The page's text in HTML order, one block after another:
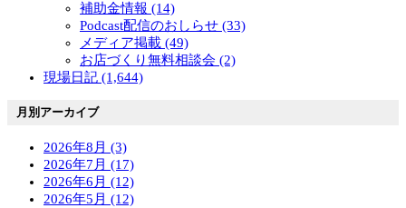
補助金情報 (14)
Podcast配信のおしらせ (33)
メディア掲載 (49)
お店づくり無料相談会 (2)
現場日記 (1,644)
月別アーカイブ
2026年8月 (3)
2026年7月 (17)
2026年6月 (12)
2026年5月 (12)